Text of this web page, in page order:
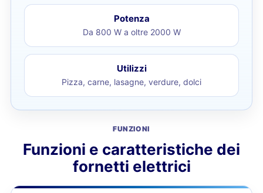
Potenza
Da 800 W a oltre 2000 W
Utilizzi
Pizza, carne, lasagne, verdure, dolci
FUNZIONI
Funzioni e caratteristiche dei
fornetti elettrici